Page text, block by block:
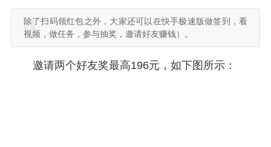
除了扫码领红包之外，大家还可以在快手极速版做签到，看
视频，做任务，参与抽奖，邀请好友赚钱）。
邀请两个好友奖最高196元，如下图所示：